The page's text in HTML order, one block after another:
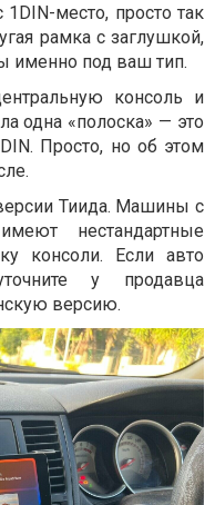
место, просто так
рамка с заглушкой,
именно под ваш тип.
консоль и
одна «полоска» — это
Просто, но об этом
Тиида. Машины с
нестандартные
консоли. Если авто
у продавца
версию.